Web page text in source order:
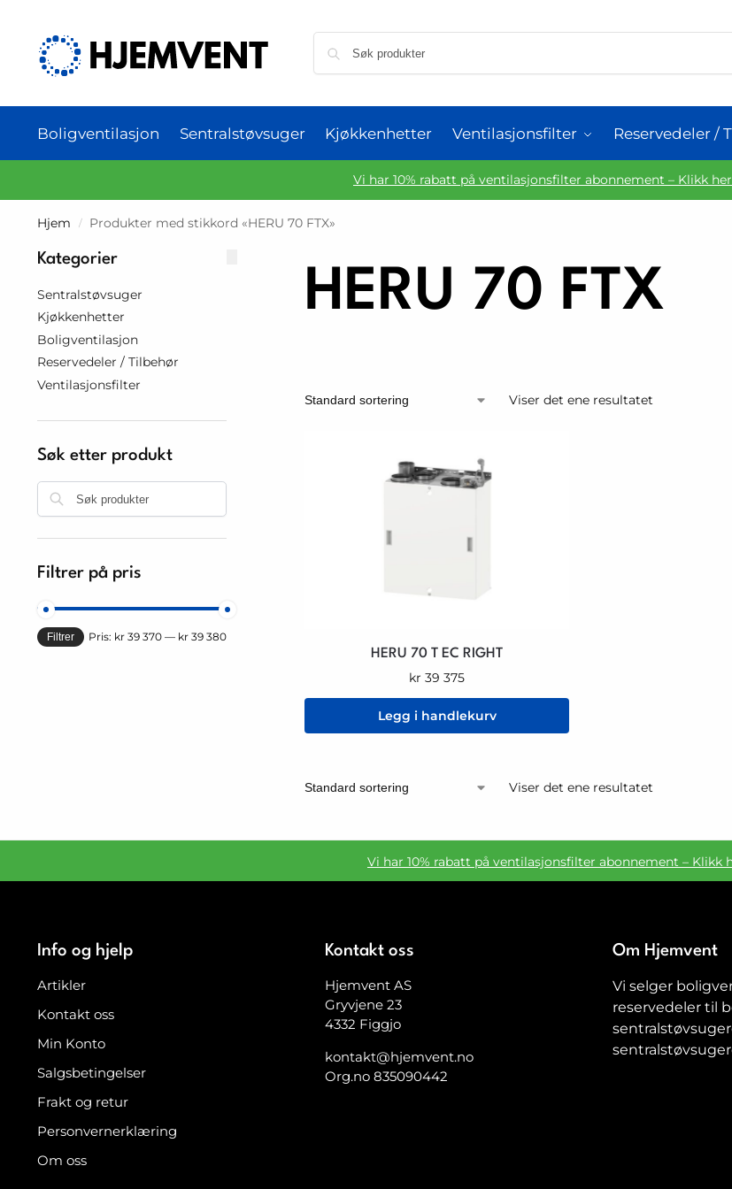
Boligventilasjon Sentralstøvsuger Kjøkkenhetter Ventilasjonsfilter Reservedeler /
Vi har 10% rabatt på ventilasjonsfilter abonnement – Klikk
Hjem / Produkter med stikkord «HERU 70 FTX»
HERU 70 FTX
Viser det ene resultatet
HERU 70 T EC RIGHT
kr 39 375
Legg i handlekurv
Viser det ene resultatet
Kategorier
Sentralstøvsuger
Kjøkkenhetter
Boligventilasjon
Reservedeler / Tilbehør
Ventilasjonsfilter
Søk etter produkt
Filtrer på pris
Filtrer Pris: kr 39 370 — kr 39 380
Vi har 10% rabatt på ventilasjonsfilter abonnement – Klikk
Info og hjelp
Artikler
Kontakt oss
Min Konto
Salgsbetingelser
Frakt og retur
Personvernerklæring
Om oss
Kontakt oss
Hjemvent AS
Gryvjene 23
4332 Figgjo
kontakt@hjemvent.no
Org.no 835090442
Om Hjemvent
Vi selger
reservedeler til